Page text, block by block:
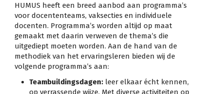
HUMUS heeft een breed aanbod aan programma’s
voor docententeams, vaksecties en individuele
docenten. Programma’s worden altijd op maat
gemaakt met daarin verweven de thema’s die
uitgediept moeten worden. Aan de hand van de
methodiek van het ervaringsleren bieden wij de
volgende programma’s aan:
Teambuildingsdagen: leer elkaar écht kennen,
op verrassende wijze. Met diverse activiteiten op